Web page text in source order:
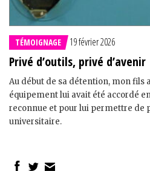
TÉMOIGNAGE 19 février 2026
Privé d’outils, privé d’avenir
Au début de sa détention, mon fils
équipement lui avait été accordé
reconnue et pour lui permettre de
universitaire.